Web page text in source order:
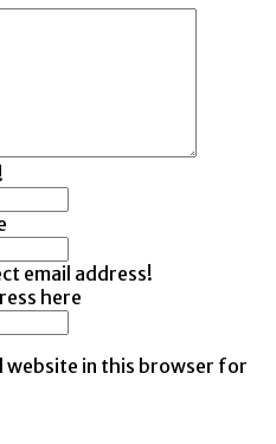
email address!
here
website in this browser for